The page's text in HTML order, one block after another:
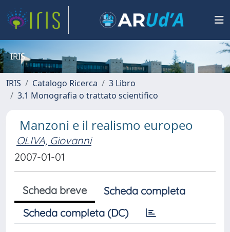
IRIS
IRIS Catalogo Ricerca
3 Libro
3.1 Monografia o trattato scientifico
Manzoni e il realismo europeo
OLIVA, Giovanni
2007-01-01
Scheda breve
Scheda completa
Scheda completa (DC)